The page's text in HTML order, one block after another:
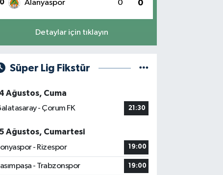
Alanyaspor 0 0
Detaylar için tıklayın
Süper Lig Fikstür
Ağustos, Cuma
- Çorum FK
21:30
Ağustos, Cumartesi
- Rizespor
19:00
- Trabzonspor 19:00